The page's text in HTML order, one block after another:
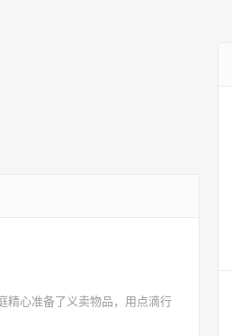
精心准备了义卖物品，用点滴行